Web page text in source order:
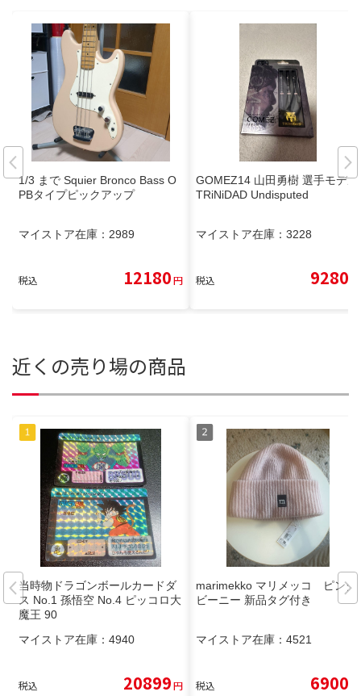
1/3 まで Squier Bronco Bass O
PBタイプピックアップ
マイストア在庫： 2989
税込 12180円
GOMEZ14 山田勇樹 選手モデル
TRiNiDAD Undisputed
マイストア在庫： 3228
税込 9280
近くの売り場の商品
当時物ドラゴンボールカードダ
ス No.1 孫悟空 No.4 ピッコロ大
魔王 90
マイストア在庫： 4940
税込 20899円
marimekko マリメッコ ピンク
ビーニー 新品タグ付き
マイストア在庫： 4521
税込 6900